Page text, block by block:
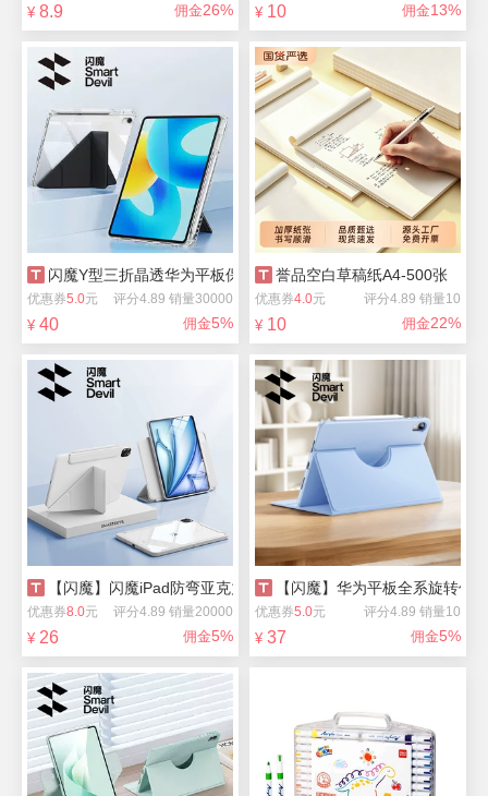
¥ 8.9 佣金26% ¥ 10 佣金13%
闪魔Y型三折晶透华为平板保护壳
优惠券5.0元 评分4.89 销量30000
¥ 40 佣金5%
誉品空白草稿纸A4-500张
优惠券4.0元 评分4.89 销量10
¥ 10 佣金22%
【闪魔】闪魔iPad防弯亚克力可拆分保护壳
优惠券8.0元 评分4.89 销量20000
¥ 26 佣金5%
【闪魔】华为平板全系旋转保
优惠券5.0元 评分4.89 销量10
¥ 37 佣金5%